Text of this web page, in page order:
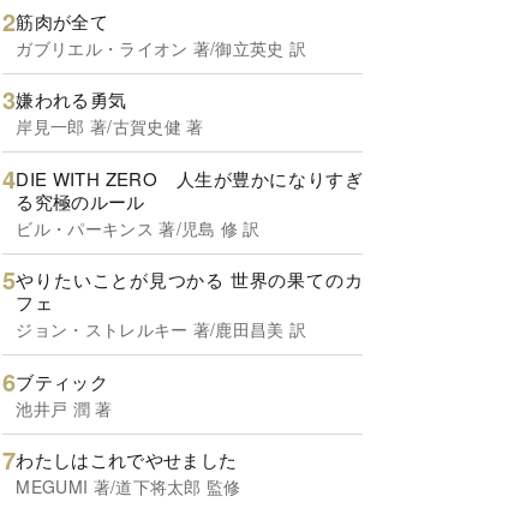
筋肉が全て
ガブリエル・ライオン 著/御立英史 訳
嫌われる勇気
岸見一郎 著/古賀史健 著
DIE WITH ZERO 人生が豊かになりすぎ
る究極のルール
ビル・パーキンス 著/児島 修 訳
やりたいことが見つかる 世界の果てのカ
フェ
ジョン・ストレルキー 著/鹿田昌美 訳
ブティック
池井戸 潤 著
わたしはこれでやせました
MEGUMI 著/道下将太郎 監修